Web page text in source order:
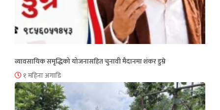
व्यावसायिक समृद्धिको योजनासहित चुनावी मैदानमा शंकर डुम्रे
१ महिना अगाडि